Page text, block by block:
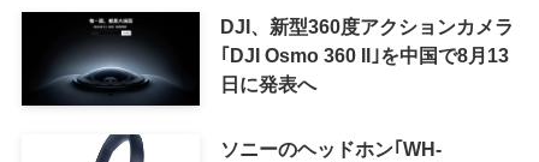
可能に
DJI、新型360度アクションカメラ
｢DJI Osmo 360 II｣を中国で8月13
日に発表へ
ソニーのヘッドホン｢WH-